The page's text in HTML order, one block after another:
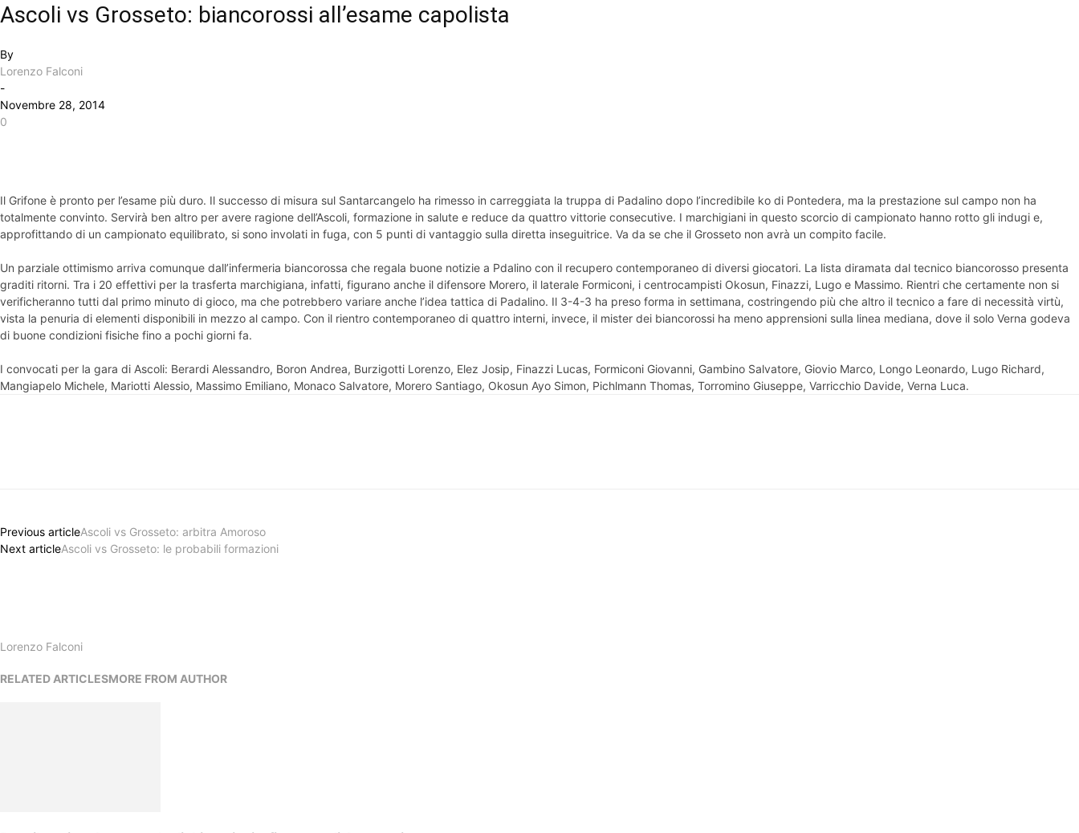
Ascoli vs Grosseto: biancorossi all’esame capolista
By
Lorenzo Falconi
-
Novembre 28, 2014
0
Il Grifone è pronto per l’esame più duro. Il successo di misura sul Santarcangelo ha rimesso in carreggiata la truppa di Padalino dopo l’incredibile ko di Pontedera, ma la prestazione sul campo non ha
totalmente convinto. Servirà ben altro per avere ragione dell’Ascoli, formazione in salute e reduce da quattro vittorie consecutive. I marchigiani in questo scorcio di campionato hanno rotto gli indugi e,
approfittando di un campionato equilibrato, si sono involati in fuga, con 5 punti di vantaggio sulla diretta inseguitrice. Va da se che il Grosseto non avrà un compito facile.
Un parziale ottimismo arriva comunque dall’infermeria biancorossa che regala buone notizie a Pdalino con il recupero contemporaneo di diversi giocatori. La lista diramata dal tecnico biancorosso presenta
graditi ritorni. Tra i 20 effettivi per la trasferta marchigiana, infatti, figurano anche il difensore Morero, il laterale Formiconi, i centrocampisti Okosun, Finazzi, Lugo e Massimo. Rientri che certamente non si
verificheranno tutti dal primo minuto di gioco, ma che potrebbero variare anche l’idea tattica di Padalino. Il 3-4-3 ha preso forma in settimana, costringendo più che altro il tecnico a fare di necessità virtù,
vista la penuria di elementi disponibili in mezzo al campo. Con il rientro contemporaneo di quattro interni, invece, il mister dei biancorossi ha meno apprensioni sulla linea mediana, dove il solo Verna godeva
di buone condizioni fisiche fino a pochi giorni fa.
I convocati per la gara di Ascoli: Berardi Alessandro, Boron Andrea, Burzigotti Lorenzo, Elez Josip, Finazzi Lucas, Formiconi Giovanni, Gambino Salvatore, Giovio Marco, Longo Leonardo, Lugo Richard,
Mangiapelo Michele, Mariotti Alessio, Massimo Emiliano, Monaco Salvatore, Morero Santiago, Okosun Ayo Simon, Pichlmann Thomas, Torromino Giuseppe, Varricchio Davide, Verna Luca.
Previous articleAscoli vs Grosseto: arbitra Amoroso
Next articleAscoli vs Grosseto: le probabili formazioni
Lorenzo Falconi
RELATED ARTICLESMORE FROM AUTHOR